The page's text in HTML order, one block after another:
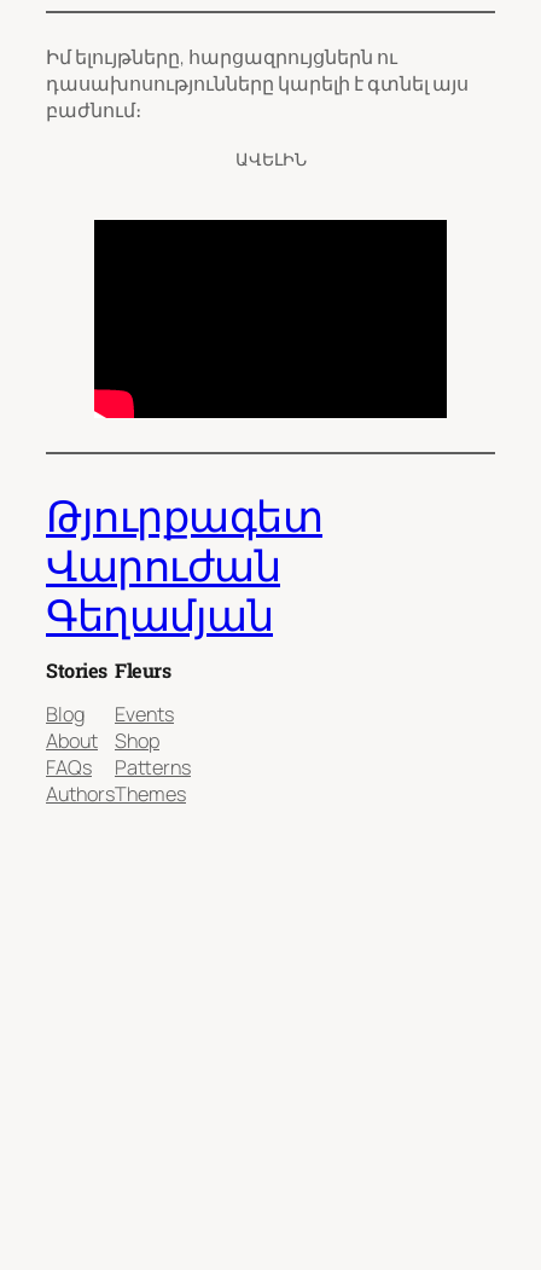
Իմ ելույթները, հարցազրույցներն ու
դասախոսությունները կարելի է գտնել այս
բաժնում։
ԱՎԵԼԻՆ
Թյուրքագետ
Վարուժան
Գեղամյան
Stories
Blog
About
FAQs
Authors
Fleurs
Events
Shop
Patterns
Themes